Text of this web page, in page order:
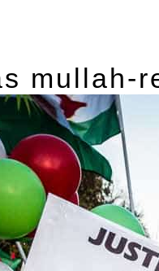
mullah-